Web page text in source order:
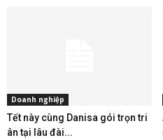
Doanh nghiệp
Tết này cùng Danisa gói trọn tri
ân tại lâu đài...